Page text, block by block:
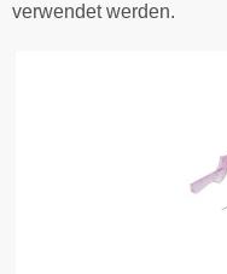
verwendet werden.